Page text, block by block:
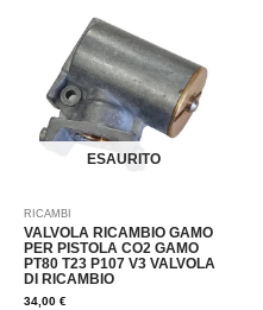
ESAURITO
RICAMBI
VALVOLA RICAMBIO GAMO
PER PISTOLA CO2 GAMO
PT80 T23 P107 V3 VALVOLA
DI RICAMBIO
34,00€